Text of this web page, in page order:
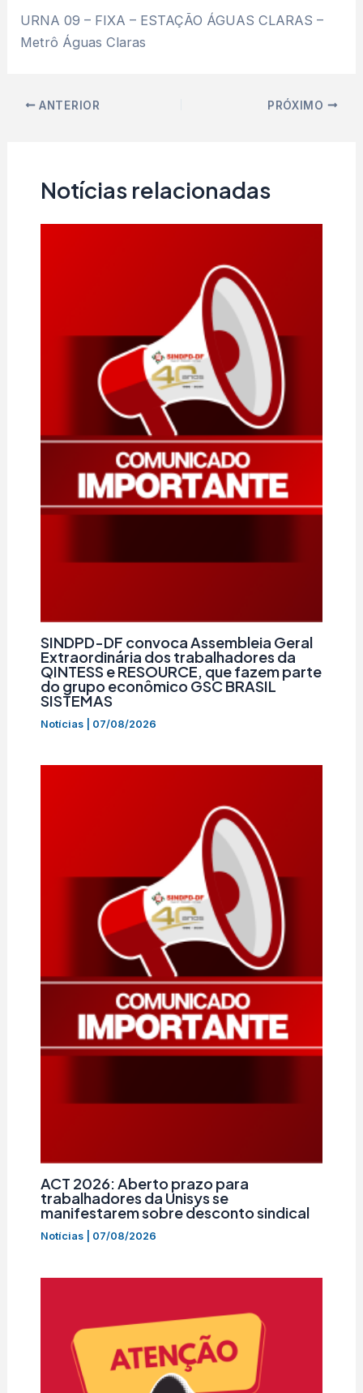
URNA 09 – FIXA – ESTAÇÃO ÁGUAS CLARAS –
Metrô Águas Claras
ANTERIOR PRÓXIMO
Notícias relacionadas
SINDPD-DF convoca Assembleia Geral
Extraordinária dos trabalhadores da
QINTESS e RESOURCE, que fazem parte
do grupo econômico GSC BRASIL
SISTEMAS
Notícias| 07/08/2026
ACT 2026: Aberto prazo para
trabalhadores da Unisys se
manifestarem sobre desconto sindical
Notícias| 07/08/2026